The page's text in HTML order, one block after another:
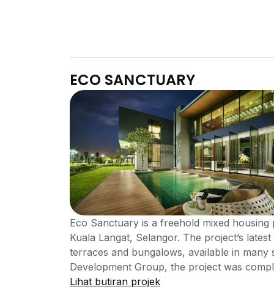
ECO SANCTUARY
Eco Sanctuary is a freehold mixed
Kuala Langat, Selangor. The project’s
terraces and bungalows, available in
Development Group, the project was
based property developer with properties
Lihat butiran projek